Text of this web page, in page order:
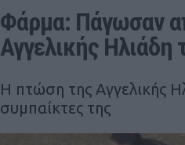
Φάρμα: Πάγωσαν
Αγγελικής Ηλιάδη
Η πτώση της Αγγελικής
συμπαίκτες της